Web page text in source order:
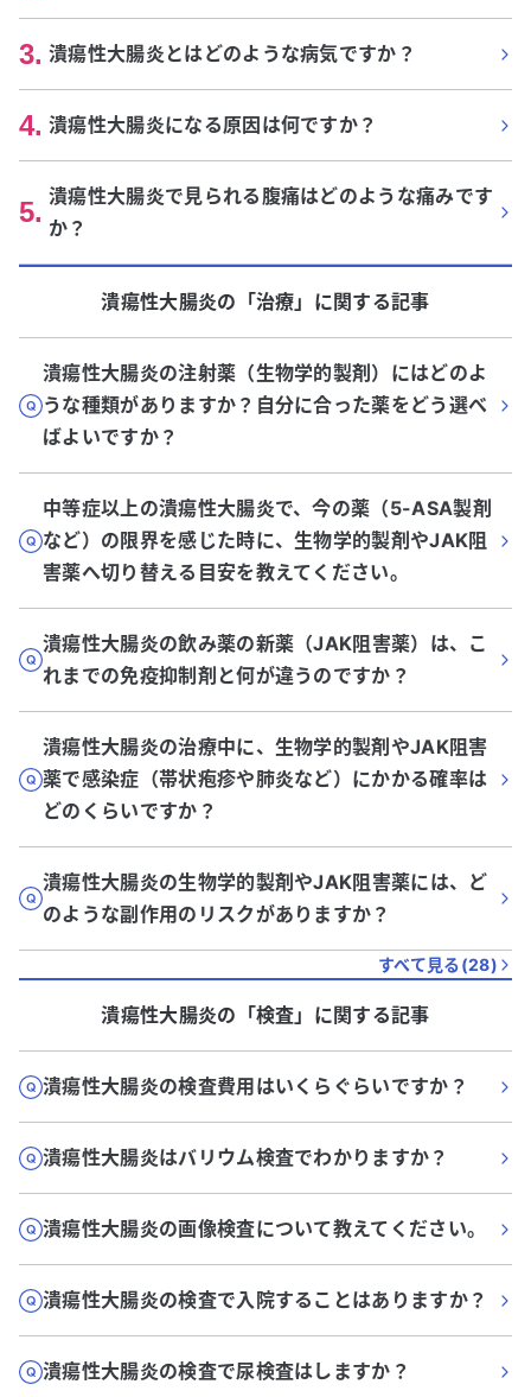
3. 潰瘍性大腸炎とはどのような病気ですか？
4. 潰瘍性大腸炎になる原因は何ですか？
5. 潰瘍性大腸炎で見られる腹痛はどのような痛みです
か？
潰瘍性大腸炎の「治療」に関する記事
潰瘍性大腸炎の注射薬（生物学的製剤）にはどのよ
うな種類がありますか？自分に合った薬をどう選べ
ばよいですか？
中等症以上の潰瘍性大腸炎で、今の薬（5-ASA製剤
など）の限界を感じた時に、生物学的製剤やJAK阻
害薬へ切り替える目安を教えてください。
潰瘍性大腸炎の飲み薬の新薬（JAK阻害薬）は、こ
れまでの免疫抑制剤と何が違うのですか？
潰瘍性大腸炎の治療中に、生物学的製剤やJAK阻害
薬で感染症（帯状疱疹や肺炎など）にかかる確率は
どのくらいですか？
潰瘍性大腸炎の生物学的製剤やJAK阻害薬には、ど
のような副作用のリスクがありますか？
すべて見る(28)
潰瘍性大腸炎の「検査」に関する記事
潰瘍性大腸炎の検査費用はいくらぐらいですか？
潰瘍性大腸炎はバリウム検査でわかりますか？
潰瘍性大腸炎の画像検査について教えてください。
潰瘍性大腸炎の検査で入院することはありますか？
潰瘍性大腸炎の検査で尿検査はしますか？